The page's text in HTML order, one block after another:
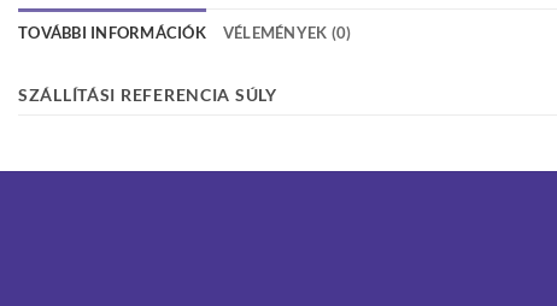
TOVÁBBI INFORMÁCIÓK VÉLEMÉNYEK (0)
SZÁLLÍTÁSI REFERENCIA SÚLY